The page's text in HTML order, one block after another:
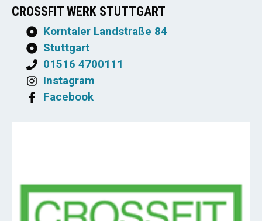
CROSSFIT WERK STUTTGART
Korntaler Landstraße 84
Stuttgart
01516 4700111
Instagram
Facebook